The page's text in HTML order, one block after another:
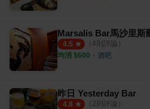
Marsalis Bar馬沙里斯
4.5 （ 4則評論）
均消 $600 ・ 酒吧
昨日 Yesterday Bar
4.8 （ 2則評論）